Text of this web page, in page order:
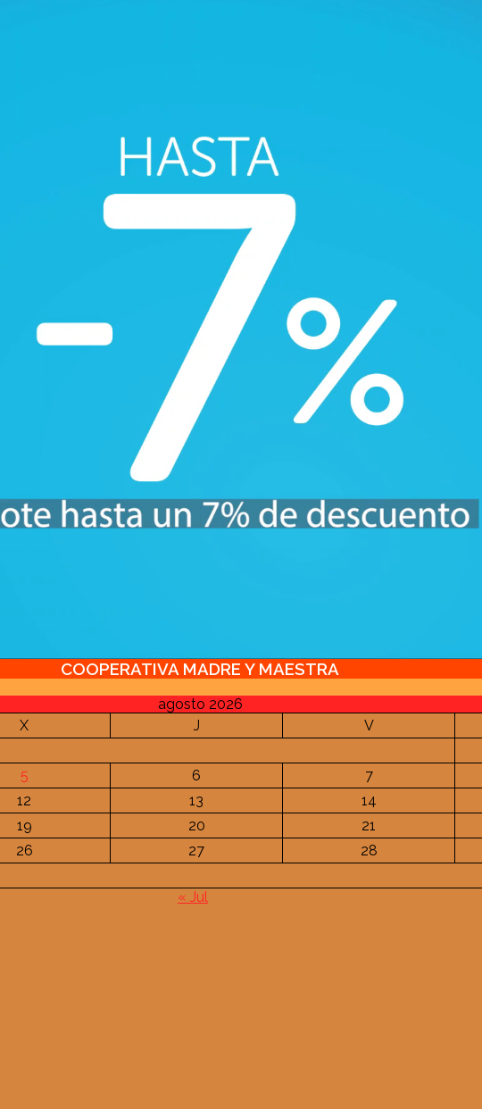
COOPERATIVA MADRE Y MAESTRA
agosto 2026
X J V
5 6 7
12 13 14
19 20 21
26 27 28
« Jul